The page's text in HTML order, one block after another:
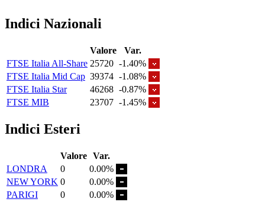
Indici Nazionali
Valore
Var.
FTSE Italia All-Share 25720 -1.40%
FTSE Italia Mid Cap 39374 -1.08%
FTSE Italia Star
46268 -0.87%
FTSE MIB
23707 -1.45%
Indici Esteri
Valore Var.
LONDRA
0
0.00%
NEW YORK 0
0.00%
PARIGI
0
0.00%